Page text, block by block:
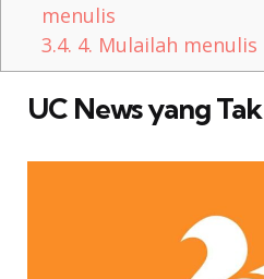
menulis
3.4. 4. Mulailah menulis
UC News yang